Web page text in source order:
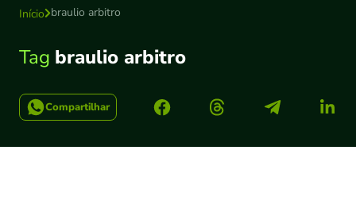
Início braulio arbitro
Tag braulio arbitro
Compartilhar